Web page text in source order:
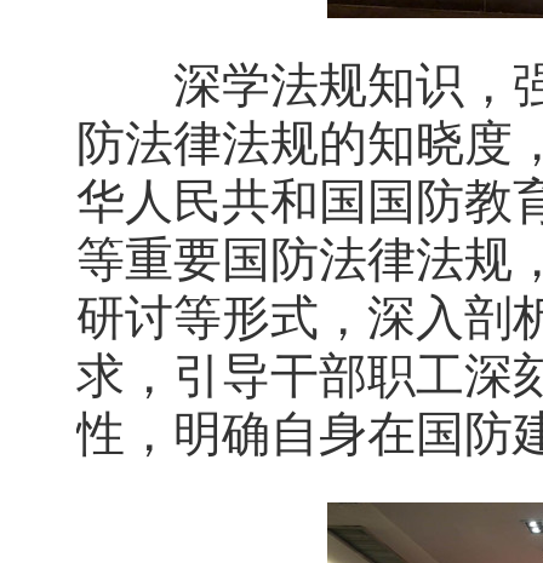
深学法规知识，强
防法律法规的知晓度
华人民共和国国防教
等重要国防法律法规
研讨等形式，深入剖
求，引导干部职工深
性，明确自身在国防